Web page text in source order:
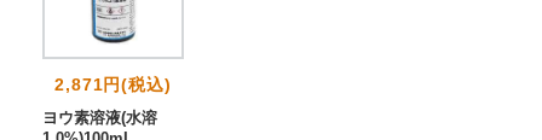
2,871円(税込)
ヨウ素溶液(水溶